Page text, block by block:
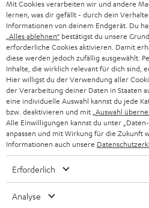
u
n
g
SOUNDBAR
HIFI-LAUTSPRECHER
SMART HOME
BLUETOOTH-LAUTSPRECHER
KOPFHÖRER
BLUETOOTH-KOPFHÖRER
STEREOANLAGEN
LAUTSPRECHER
KARRIERE
PRESSE & MARKETING
GESCHÄFTSKUNDEN
PARTNERPROGRAMM
BLOG
NEWSLETTER
STORES
DEINE VORTEILE BEI TEUFEL
DEUTSCHLAND
ÖSTERREICH
SCHWEIZ
NIEDERLANDE
FRANKREICH
Mit Cookies verarbeiten wir und andere
lernen, was dir gefällt - durch dein
Informationen von deinem Endgerät. Du
„Alles ablehnen“ bestätigst du unsere
erforderliche Cookies aktivieren. Damit
diese werden jedoch zufällig ausgewählt.
Inhalte, die wirklich relevant für dich sind,
Hier willigst du der Verwendung aller
der Verarbeitung deiner Daten in Staaten
eine individuelle Auswahl kannst du jede
bzw. deaktivieren und mit „Auswahl
Alle Einwilligungen kannst du unter
anpassen und mit Wirkung für die Zukunft
Informationen auch unsere
Erforderlich
Analyse